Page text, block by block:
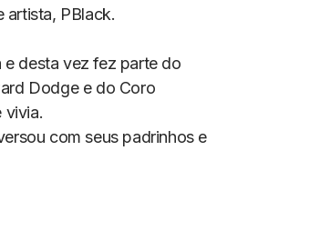
artista, PBlack.
e desta vez fez parte do
Dodge e do Coro
vivia.
com seus padrinhos e